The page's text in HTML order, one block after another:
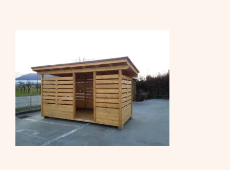
CERTIFICAZIONI
CONTATTI